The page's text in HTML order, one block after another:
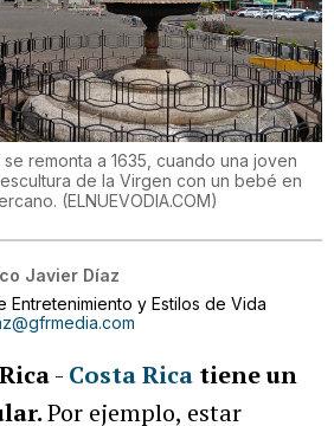
remonta a 1635, cuando una joven
de la Virgen con un bebé en
(ELNUEVODIA.COM)
Javier Díaz
Entretenimiento y Estilos de Vida
- Costa Rica tiene un
Por ejemplo, estar